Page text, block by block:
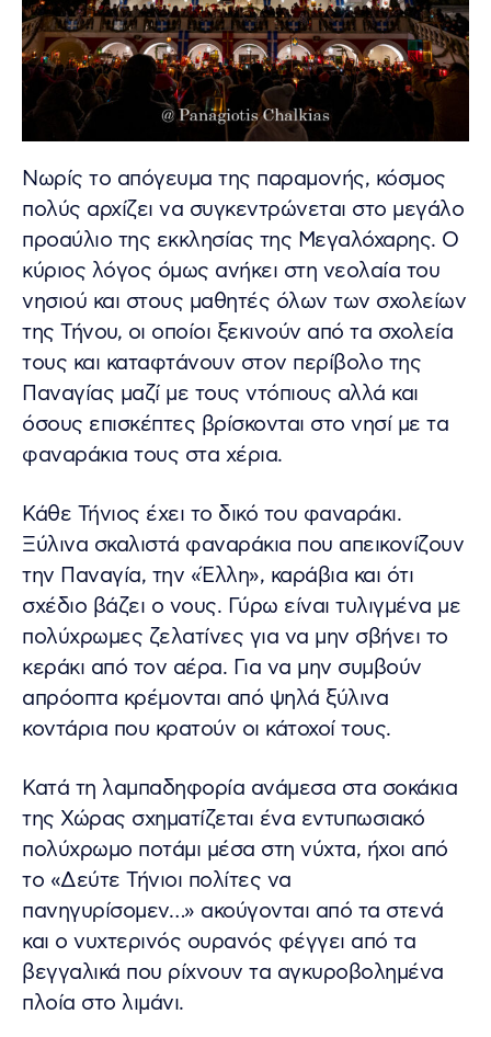
Νωρίς το απόγευμα της παραμονής, κόσμος
πολύς αρχίζει να συγκεντρώνεται στο μεγάλο
προαύλιο της εκκλησίας της Μεγαλόχαρης. Ο
κύριος λόγος όμως ανήκει στη νεολαία του
νησιού και στους μαθητές όλων των σχολείων
της Τήνου, οι οποίοι ξεκινούν από τα σχολεία
τους και καταφτάνουν στον περίβολο της
Παναγίας μαζί με τους ντόπιους αλλά και
όσους επισκέπτες βρίσκονται στο νησί με τα
φαναράκια τους στα χέρια.
Κάθε Τήνιος έχει το δικό του φαναράκι.
Ξύλινα σκαλιστά φαναράκια που απεικονίζουν
την Παναγία, την «Έλλη», καράβια και ότι
σχέδιο βάζει ο νους. Γύρω είναι τυλιγμένα με
πολύχρωμες ζελατίνες για να μην σβήνει το
κεράκι από τον αέρα. Για να μην συμβούν
απρόοπτα κρέμονται από ψηλά ξύλινα
κοντάρια που κρατούν οι κάτοχοί τους.
Κατά τη λαμπαδηφορία ανάμεσα στα σοκάκια
της Χώρας σχηματίζεται ένα εντυπωσιακό
πολύχρωμο ποτάμι μέσα στη νύχτα, ήχοι από
το «Δεύτε Τήνιοι πολίτες να
πανηγυρίσομεν…» ακούγονται από τα στενά
και ο νυχτερινός ουρανός φέγγει από τα
βεγγαλικά που ρίχνουν τα αγκυροβολημένα
πλοία στο λιμάνι.